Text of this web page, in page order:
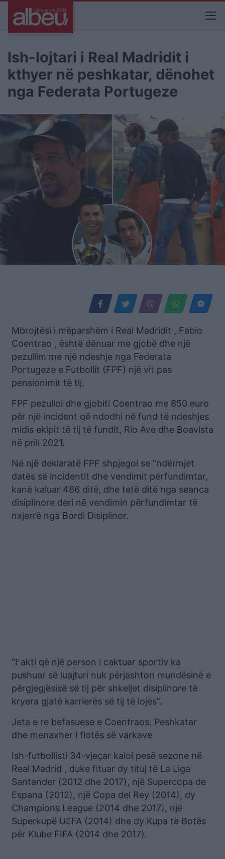
Ish-lojtari i Real Madridit i
kthyer në peshkatar, dënohet
nga Federata Portugeze
Mbrojtësi i mëparshëm i Real Madridit , Fabio
Coentrao , është dënuar me gjobë dhe një
pezullim me një ndeshje nga Federata
Portugeze e Futbollit (FPF) një vit pas
pensionimit të tij.
FPF pezulloi dhe gjobiti Coentrao me 850 euro
për një incident që ndodhi në fund të ndeshjes
midis ekipit të tij të fundit, Rio Ave dhe Boavista
në prill 2021.
Në një deklaratë FPF shpjegoi se “ndërmjet
datës së incidentit dhe vendimit përfundimtar,
kanë kaluar 486 ditë, dhe tetë ditë nga seanca
disiplinore deri në vendimin përfundimtar të
nxjerrë nga Bordi Disiplinor.
“Fakti që një person i caktuar sportiv ka
pushuar së luajturi nuk përjashton mundësinë e
përgjegjësisë së tij për shkeljet disiplinore të
kryera gjatë karrierës së tij të lojës”.
Jeta e re befasuese e Coentraos: Peshkatar
dhe menaxher i flotës së varkave
Ish-futbollisti 34-vjeçar kaloi pesë sezone në
Real Madrid , duke fituar dy tituj të La Liga
Santander (2012 dhe 2017), një Supercopa de
Espana (2012), një Copa del Rey (2014), dy
Champions League (2014 dhe 2017), një
Superkupë UEFA (2014) dhe dy Kupa të Botës
për Klube FIFA (2014 dhe 2017).